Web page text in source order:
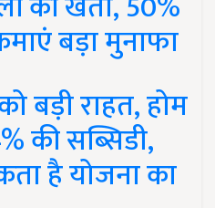
बड़ा मुनाफा
बड़ी राहत, होम
की सब्सिडी,
है योजना का